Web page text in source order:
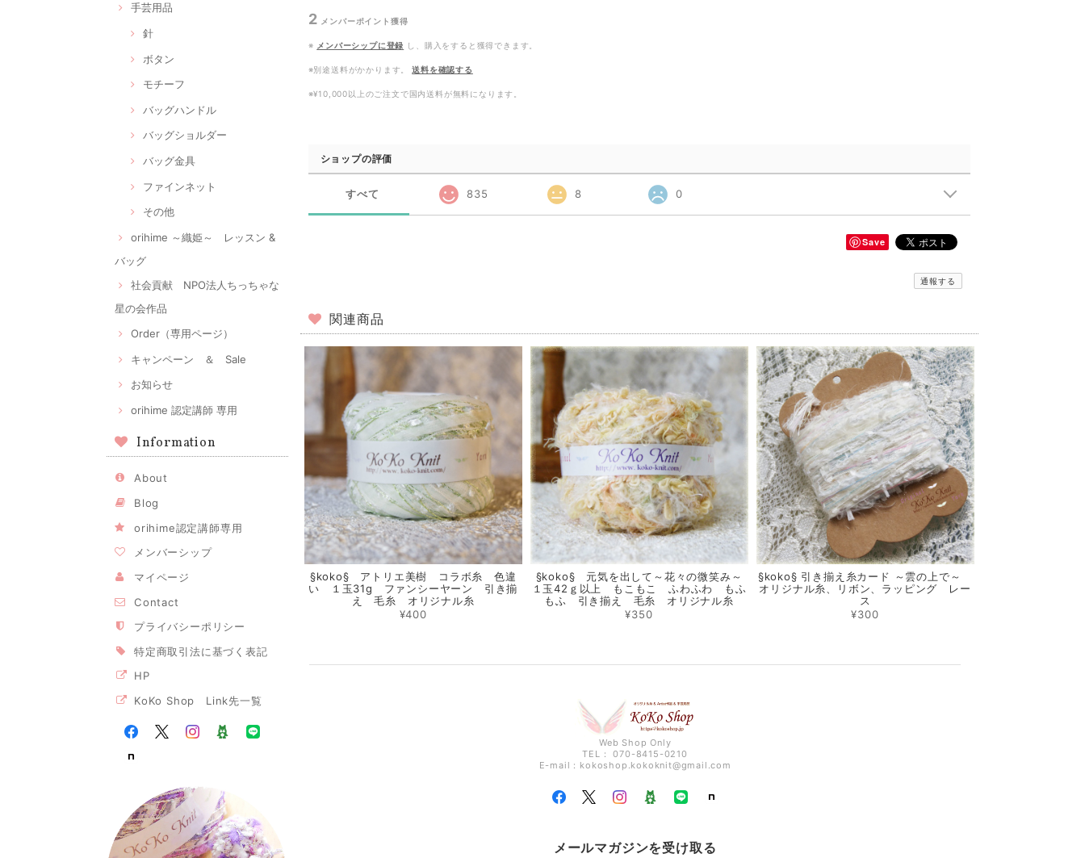
手芸用品
針
ボタン
モチーフ
バッグハンドル
バッグショルダー
バッグ金具
ファインネット
その他
orihime ～織姫～ レッスン &
バッグ
社会貢献 NPO法人ちっちゃな
星の会作品
Order（専用ページ）
キャンペーン ＆ Sale
お知らせ
orihime 認定講師 専用
Information
About
Blog
orihime認定講師専用
メンバーシップ
マイページ
Contact
プライバシーポリシー
特定商取引法に基づく表記
HP
KoKo Shop Link先一覧
2 メンバーポイント 獲得
※ メンバーシップに登録 し、購入をすると獲得できます。
※別途送料がかかります。 送料を確認する
※¥10,000以上のご注文で国内送料が無料になります。
ショップの評価
すべて 835 8 0
Save
通報する
関連商品
§koko§ アトリエ美樹 コラボ糸 色違
い １玉31g ファンシーヤーン 引き揃
え 毛糸 オリジナル糸
¥400
§koko§ 元気を出して～花々の微笑み～
１玉42ｇ以上 もこもこ ふわふわ もふ
もふ 引き揃え 毛糸 オリジナル糸
¥350
§koko§ 引き揃え糸カード ～雲の上で～
オリジナル糸、リボン、ラッピング レー
ス
¥300
Web Shop Only
TEL： 070-8415-0210
E-mail： kokoshop.kokoknit@gmail.com
メールマガジンを受け取る